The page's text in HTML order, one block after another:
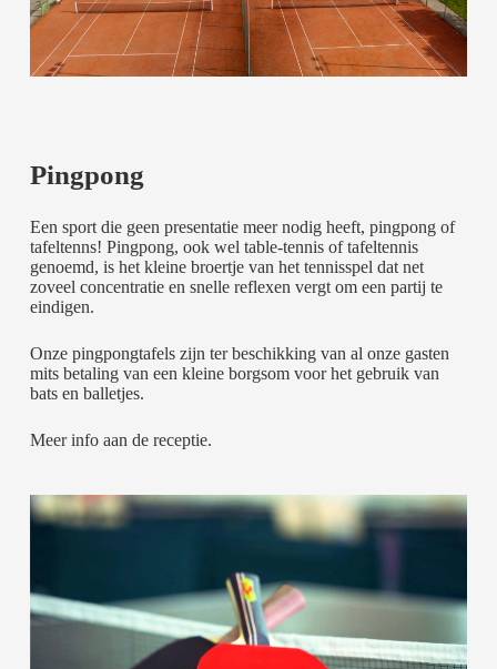
Pingpong
Een sport die geen presentatie meer nodig heeft, pingpong of
tafeltenns! Pingpong, ook wel table-tennis of tafeltennis
genoemd, is het kleine broertje van het tennisspel dat net
zoveel concentratie en snelle reflexen vergt om een partij te
eindigen.
Onze pingpongtafels zijn ter beschikking van al onze gasten
mits betaling van een kleine borgsom voor het gebruik van
bats en balletjes.
Meer info aan de receptie.